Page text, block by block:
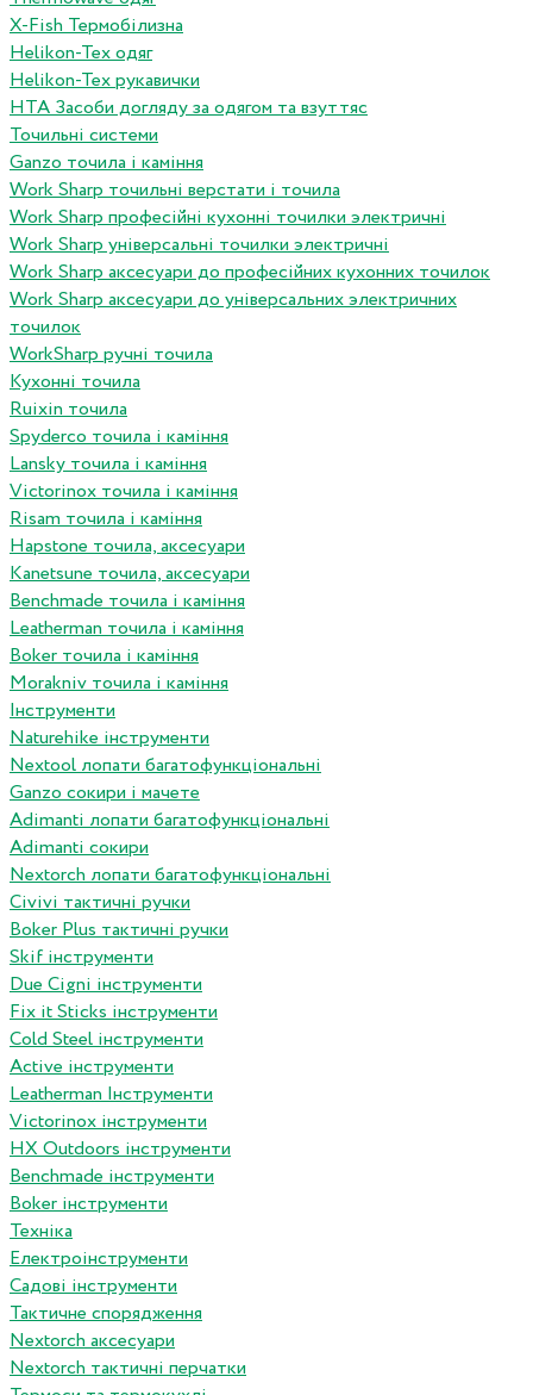
X-Fish Термобілизна
Helikon-Tex одяг
Helikon-Tex рукавички
HTA Засоби догляду за одягом та взуттяс
Точильні системи
Ganzo точила і каміння
Work Sharp точильні верстати і точила
Work Sharp професiйнi кухоннi точилки электричнi
Work Sharp унiверсальнi точилки электричнi
Work Sharp аксесуари до професiйних кухонних точилок
Work Sharp аксесуари до унiверсальних электричних
точилок
WorkSharp ручні точила
Кухонні точила
Ruixin точила
Spyderco точила і каміння
Lansky точила і каміння
Victorinox точила і каміння
Risam точила і каміння
Hapstone точила, аксесуари
Kanetsune точила, аксесуари
Benchmade точила і каміння
Leatherman точила і каміння
Boker точила і каміння
Morakniv точила і каміння
Інструменти
Naturehike інструменти
Nextool лопати багатофункціональні
Ganzo сокири і мачете
Adimanti лопати багатофункціональні
Adimanti сокири
Nextorch лопати багатофункціональні
Сivivi тактичні ручки
Boker Plus тактичні ручки
Skif інструменти
Due Cigni інструменти
Fix it Sticks інструменти
Сold Steel інструменти
Active інструменти
Leatherman Інструменти
Victorinox інструменти
HX Outdoors інструменти
Benchmade інструменти
Boker інструменти
Техніка
Електроінструменти
Садові інструменти
Тактичне спорядження
Nextorch аксесуари
Nextorch тактичні перчатки